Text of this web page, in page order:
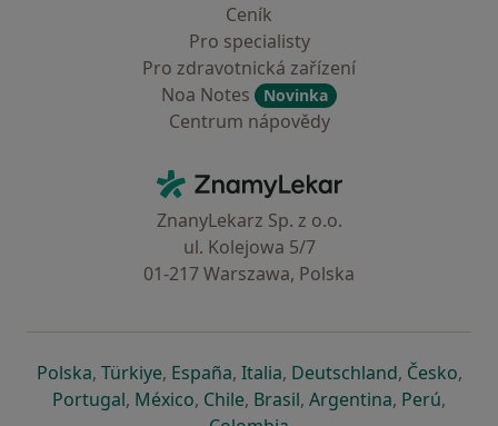
Ceník
Pro specialisty
Pro zdravotnická zařízení
Noa Notes
Novinka
Centrum nápovědy
ZnamyLekar - Hlavní stránka
ZnanyLekarz Sp. z o.o.
ul. Kolejowa 5/7
01-217 Warszawa, Polska
Polskase otevře v nové záložce
, Türkiyese otevře v nové záložce
, Españase otevře v nové záložce
, Italiase otevře v nové záložce
, Deutschlandse otevře v
, Českose
,
Portugalse otevře v nové záložce
, Méxicose otevře v nové záložce
, Chilese otevře v nové záložce
, Brasilse otevře v nové
, Argentinase otevře v
, Perúse
,